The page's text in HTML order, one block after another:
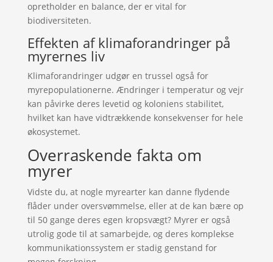
opretholder en balance, der er vital for
biodiversiteten.
Effekten af klimaforandringer på
myrernes liv
Klimaforandringer udgør en trussel også for
myrepopulationerne. Ændringer i temperatur og vejr
kan påvirke deres levetid og koloniens stabilitet,
hvilket kan have vidtrækkende konsekvenser for hele
økosystemet.
Overraskende fakta om
myrer
Vidste du, at nogle myrearter kan danne flydende
flåder under oversvømmelse, eller at de kan bære op
til 50 gange deres egen kropsvægt? Myrer er også
utrolig gode til at samarbejde, og deres komplekse
kommunikationssystem er stadig genstand for